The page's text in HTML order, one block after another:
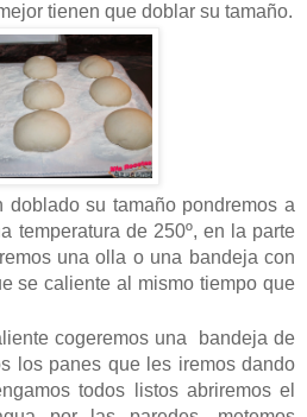
tienen que doblar su tamaño.
su tamaño pondremos a
temperatura de 250º, en la parte
una olla o una bandeja con
se caliente al mismo tiempo que
cogeremos una bandeja de
los panes que les iremos dando
todos listos abriremos el